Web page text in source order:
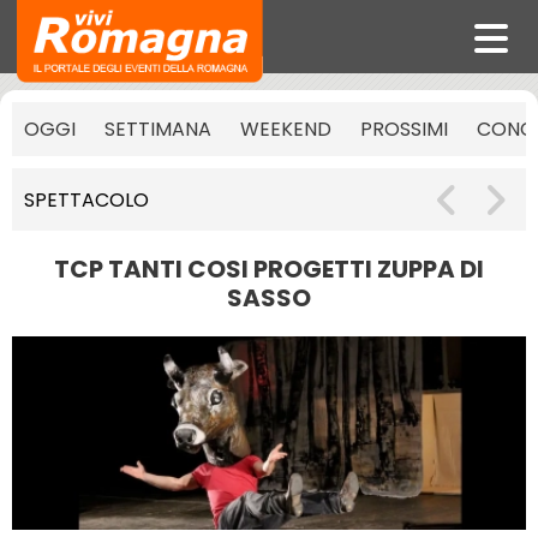
OGGI SETTIMANA WEEKEND PROSSIMI
SPETTACOLO
TCP TANTI COSI PROGETTI ZUPPA DI
SASSO